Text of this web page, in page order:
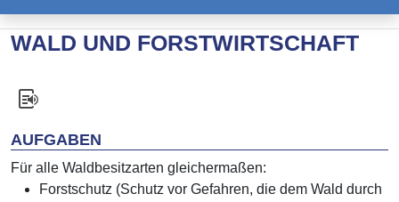
WALD UND FORSTWIRTSCHAFT
AUFGABEN
Für alle Waldbesitzarten gleichermaßen:
Forstschutz (Schutz vor Gefahren, die dem Wald durch